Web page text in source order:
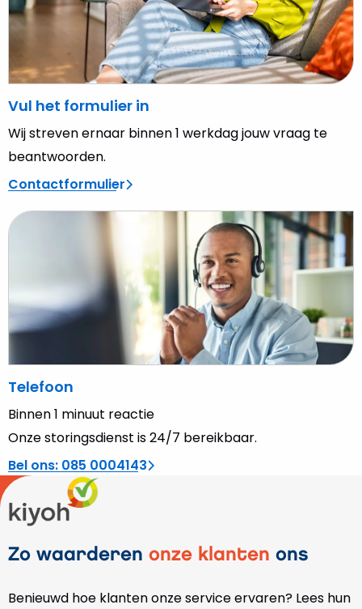
Vul het formulier in
Wij streven ernaar binnen 1 werkdag jouw vraag te
beantwoorden.
Contactformulier
Lees
Telefoon
Binnen 1 minuut reactie
Onze storingsdienst is 24/7 bereikbaar.
Bel ons: 085 0004143
Zo waarderen onze klanten ons
Benieuwd hoe klanten onze service ervaren? Lees hun